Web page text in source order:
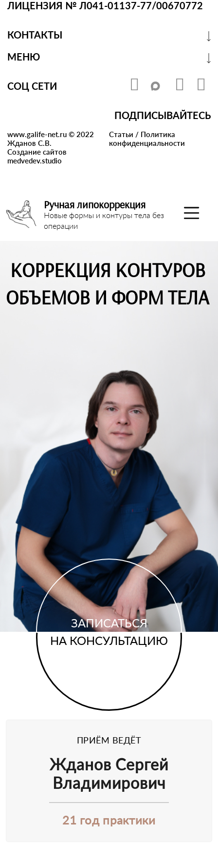
ЛИЦЕНЗИЯ № Л041-01137-77/00670772
КОНТАКТЫ
МЕНЮ
СОЦ СЕТИ
ПОДПИСЫВАЙТЕСЬ
www.galife-net.ru © 2022
Жданов С.В.
Создание сайтов
medvedev.studio
Статьи / Политика
конфиденциальности
Ручная липокоррекция
Новые формы и контуры тела без
операции
КОРРЕКЦИЯ КОНТУРОВ
ОБЪЕМОВ И ФОРМ ТЕЛА
ЗАПИСАТЬСЯ
НА КОНСУЛЬТАЦИЮ
ПРИЁМ ВЕДЁТ
Жданов Сергей
Владимирович
21 год практики